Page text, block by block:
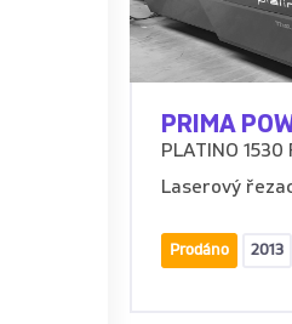
PRIMA
PLATINO 1530
Laserový
Prodáno 2013